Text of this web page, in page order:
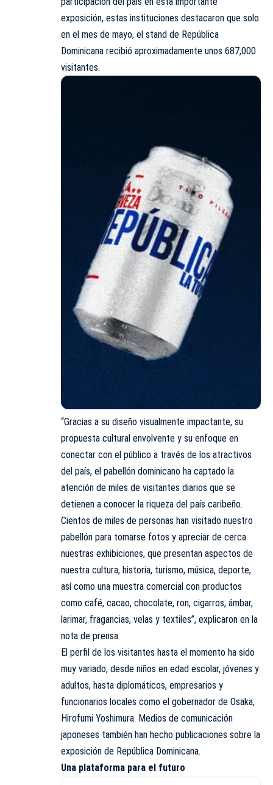
exposición, estas instituciones destacaron que solo
en el mes de mayo, el stand de República
Dominicana recibió aproximadamente unos 687,000
visitantes.
“Gracias a su diseño visualmente impactante, su
propuesta cultural envolvente y su enfoque en
conectar con el público a través de los atractivos
del país, el pabellón dominicano ha captado la
atención de miles de visitantes diarios que se
detienen a conocer la riqueza del país caribeño.
Cientos de miles de personas han visitado nuestro
pabellón para tomarse fotos y apreciar de cerca
nuestras exhibiciones, que presentan aspectos de
nuestra cultura, historia, turismo, música, deporte,
así como una muestra comercial con productos
como café, cacao, chocolate, ron, cigarros, ámbar,
larimar, fragancias, velas y textiles”, explicaron en la
nota de prensa.
El perfil de los visitantes hasta el momento ha sido
muy variado, desde niños en edad escolar, jóvenes y
adultos, hasta diplomáticos, empresarios y
funcionarios locales como el gobernador de Osaka,
Hirofumi Yoshimura. Medios de comunicación
japoneses también han hecho publicaciones sobre la
exposición de República Dominicana.
Una plataforma para el futuro